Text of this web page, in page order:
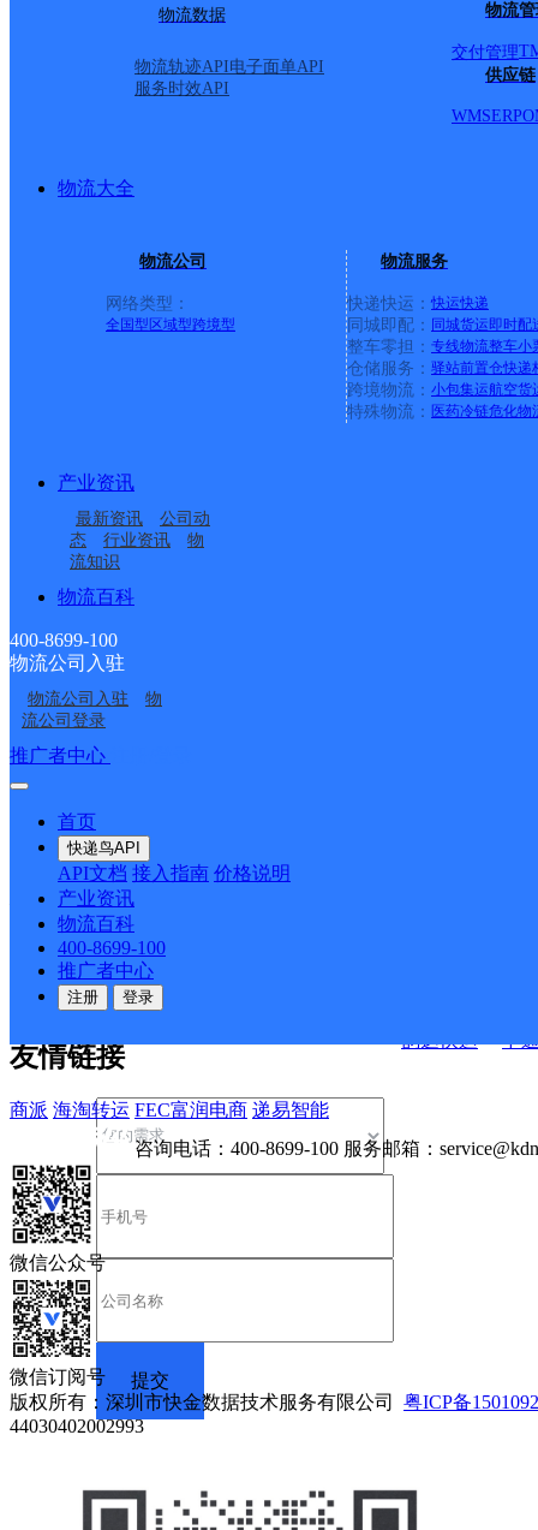
物流数据
物流轨迹API电子面单API
服务时效API
物流
交付管理
供应链
WMSERP
物流大全
物流公司
网络类型：
全国型 区域型跨境型
物流服务
快递快运： 快运快递
同城即配： 同城货运即时配
整车零担： 专线物流整车小
仓储服务： 驿站前置仓快递
跨境物流： 小包集运航空货
特殊物流： 医药冷链危化物
产业资讯
最新资讯
公司动
态
行业资讯
物
流知识
物流百科
400-8699-100
物流公司入驻
物流公司入驻
物
流公司登录
推广者中心
首页
快递鸟API
API文档 接入指南 价格说明
产业资讯
物流百科
400-8699-100
推广者中心
注册 登录
行家属楼；萨拉齐幼儿园；北到科技路与欧美路交接处以
区；花苑园小区；汇鑫苑小区；现代城小区；府东小区；
局；法院；教育局林业推广中心；森林公安局；青少年活
将军尧邮政所
大城西邮政所
公山湾邮政所
土默特右旗
包头土默特右旗萨拉齐
镇营业点
韵达快运
中
决方案
接口API
API接口文档
API接口 DEMO下载
关于我们
公司介绍 企业动态
合作伙伴 快递鸟接口服务协议
户隐私政策
友情链接
商派 海淘转运 FEC富润电商 递易智能
咨询电话： 400-8699-100 服务邮箱：
微信公众号
微信订阅号
版权所有：深圳市快金数据技术服务有限公司 粤ICP备
44030402002993